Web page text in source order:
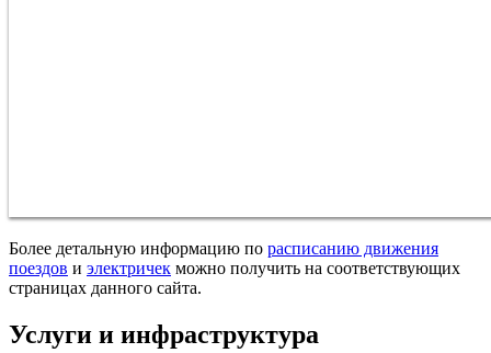
Более детальную информацию по расписанию движения
поездов и электричек можно получить на соответствующих
страницах данного сайта.
Услуги и инфраструктура